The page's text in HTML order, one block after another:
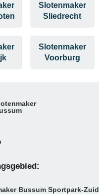
Slotenmaker
Sliedrecht
Slotenmaker
Voorburg
Bussum Sportpark-Zuid